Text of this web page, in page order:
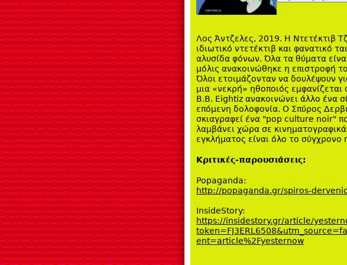
Λος Άντζελες, 2019. Η Ντετέκτιβ
ιδιωτικό ντετέκτιβ και φανατικό
αλυσίδα φόνων. Όλα τα θύματα
μόλις ανακοινώθηκε η επιστροφή
Όλοι ετοιμάζονταν να δουλέψουν
μια «νεκρή» ηθοποιός
B.B. Eightiz ανακοινώνει άλλο ένα
επόμενη δολοφονία. Ο Σπύρος
σκιαγραφεί ένα "pop culture noir"
λαμβάνει χώρα σε
εγκλήματος είναι όλο το
Κριτικές-παρουσιάσεις:
Popaganda:
http://popaganda.gr/spiros-
InsideStory:
https://insidestory.gr/article/
ent=article%2Fyesternow